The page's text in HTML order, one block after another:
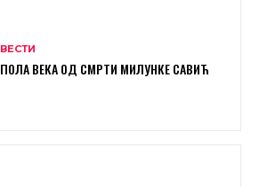
ВЕСТИ
ПОЛА ВЕКА ОД СМРТИ МИЛУНКЕ САВИЋ